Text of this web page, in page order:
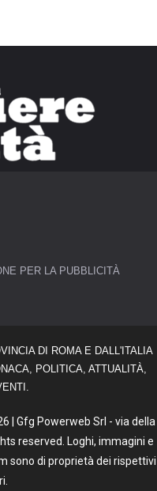
PER LA PUBBLICITÀ
DI ROMA E DALL'ITALIA
POLITICA, ATTUALITÀ,
| Gfg Powerweb Srl - via della
reserved. Loghi, immagini e
sono di proprietà dei rispettivi